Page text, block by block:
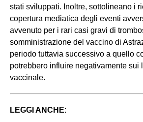
stati sviluppati. Inoltre, sottolineano i
copertura mediatica degli eventi
avvenuto per i rari casi gravi di
somministrazione del vaccino di
periodo tuttavia successivo a quello
potrebbero influire negativamente sui
vaccinale.
LEGGI ANCHE: